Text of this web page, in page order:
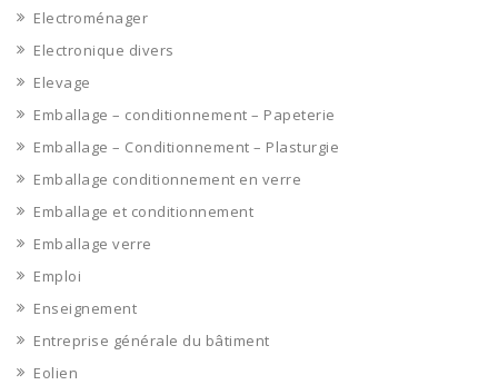
Electroménager
Electronique divers
Elevage
Emballage – conditionnement – Papeterie
Emballage – Conditionnement – Plasturgie
Emballage conditionnement en verre
Emballage et conditionnement
Emballage verre
Emploi
Enseignement
Entreprise générale du bâtiment
Eolien